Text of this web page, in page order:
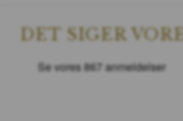
DET SIGER